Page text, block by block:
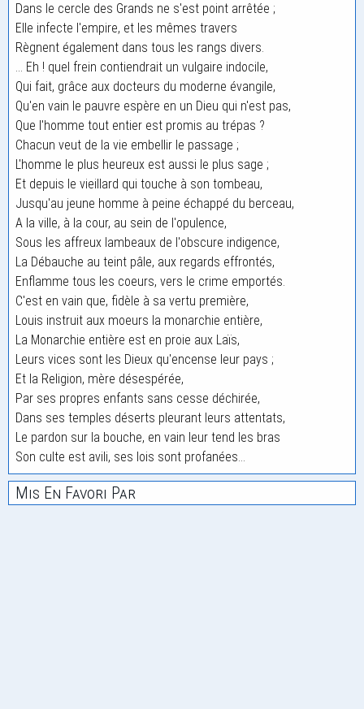
Dans le cercle des Grands ne s'est point arrêtée ;
Elle infecte l'empire, et les mêmes travers
Règnent également dans tous les rangs divers.
... Eh ! quel frein contiendrait un vulgaire indocile,
Qui fait, grâce aux docteurs du moderne évangile,
Qu'en vain le pauvre espère en un Dieu qui n'est pas,
Que l'homme tout entier est promis au trépas ?
Chacun veut de la vie embellir le passage ;
L'homme le plus heureux est aussi le plus sage ;
Et depuis le vieillard qui touche à son tombeau,
Jusqu'au jeune homme à peine échappé du berceau,
A la ville, à la cour, au sein de l'opulence,
Sous les affreux lambeaux de l'obscure indigence,
La Débauche au teint pâle, aux regards effrontés,
Enflamme tous les coeurs, vers le crime emportés.
C'est en vain que, fidèle à sa vertu première,
Louis instruit aux moeurs la monarchie entière,
La Monarchie entière est en proie aux Laïs,
Leurs vices sont les Dieux qu'encense leur pays ;
Et la Religion, mère désespérée,
Par ses propres enfants sans cesse déchirée,
Dans ses temples déserts pleurant leurs attentats,
Le pardon sur la bouche, en vain leur tend les bras
Son culte est avili, ses lois sont profanées...
Mis En Favori Par